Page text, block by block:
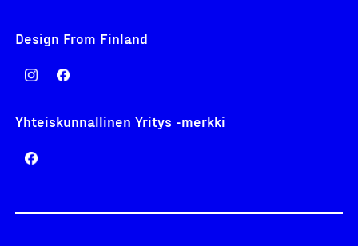
Design From Finland
Yhteiskunnallinen Yritys -merkki